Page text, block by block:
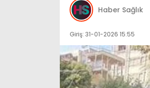
Haber Sağlık
Giriş: 31-01-2026 15:55